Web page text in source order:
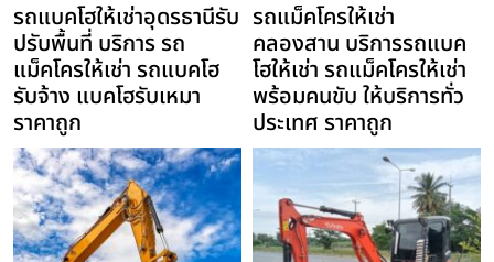
รถแบคโฮให้เช่าอุดรธานีรับ
ปรับพื้นที่ บริการ รถ
แม็คโครให้เช่า รถแบคโฮ
รับจ้าง แบคโฮรับเหมา
ราคาถูก
รถแม็คโครให้เช่า
คลองสาน บริการรถแบค
โฮให้เช่า รถแม็คโครให้เช่า
พร้อมคนขับ ให้บริการทั่ว
ประเทศ ราคาถูก